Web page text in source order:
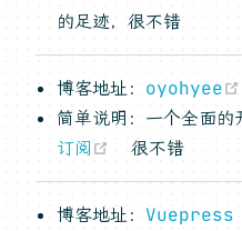
的足迹，很不错
博客地址： oyohyee
简单说明：一个全面的
订阅
(opens
很不错
博客地址：